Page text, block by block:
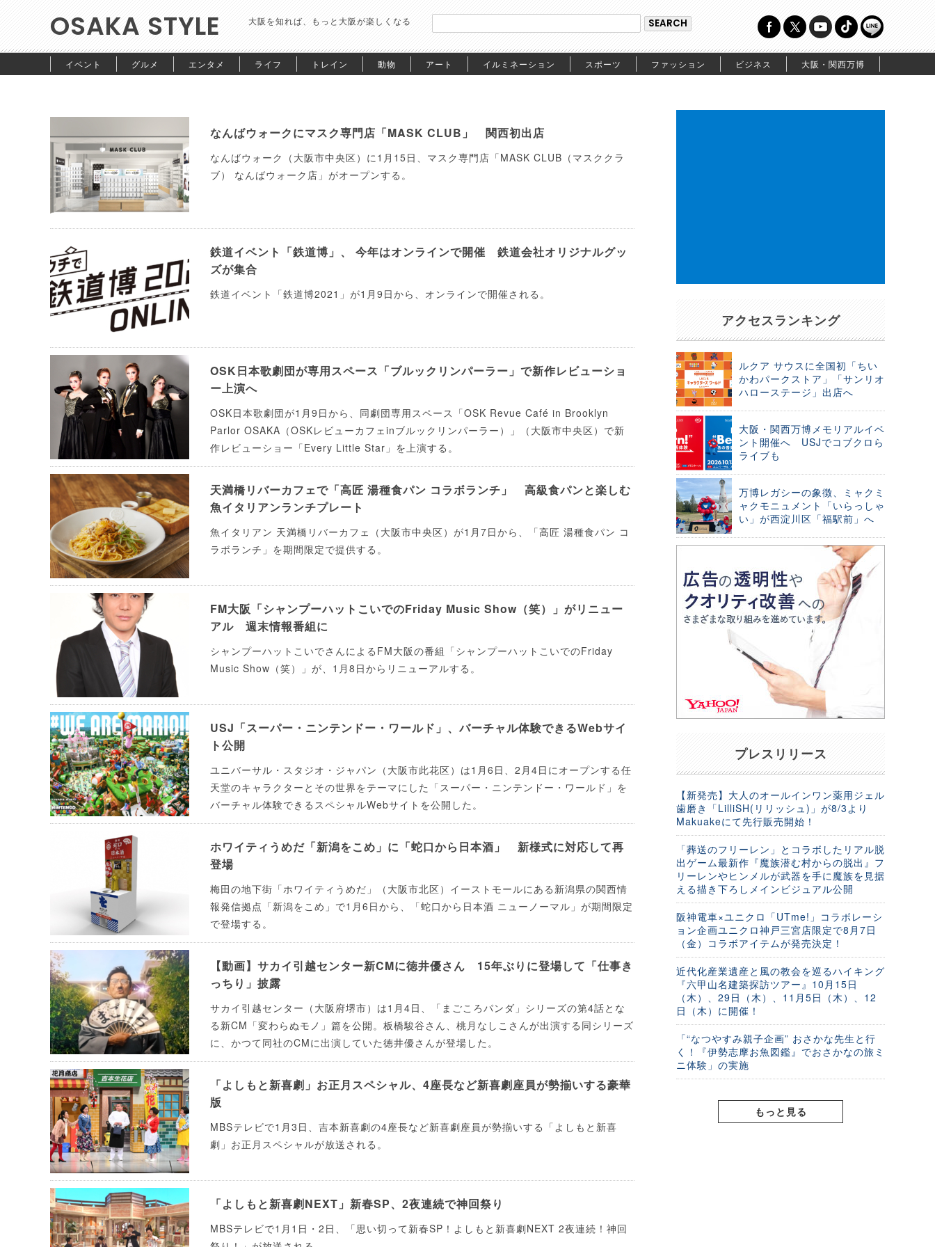
OSAKA STYLE 大阪を知れば、もっと大阪が楽しくなる
イベント グルメ エンタメ ライフ トレイン 動物 アート イルミネーション スポーツ ファッション ビジネス 大阪・関西万博
なんばウォークにマスク専門店「MASK CLUB」 関西初出店
なんばウォーク（大阪市中央区）に1月15日、マスク専門店「MASK CLUB（マスククラ
ブ） なんばウォーク店」がオープンする。
鉄道イベント「鉄道博」、 今年はオンラインで開催 鉄道会社オリジナルグッ
ズが集合
鉄道イベント「鉄道博2021」が1月9日から、オンラインで開催される。
OSK日本歌劇団が専用スペース「ブルックリンパーラー」で新作レビューショ
ー上演へ
OSK日本歌劇団が1月9日から、同劇団専用スペース「OSK Revue Café in Brooklyn
Parlor OSAKA（OSKレビューカフェinブルックリンパーラー）」（大阪市中央区）で新
作レビューショー「Every Little Star」を上演する。
天満橋リバーカフェで「高匠 湯種食パン コラボランチ」 高級食パンと楽しむ
魚イタリアンランチプレート
魚イタリアン 天満橋リバーカフェ（大阪市中央区）が1月7日から、「高匠 湯種食パン コ
ラボランチ」を期間限定で提供する。
FM大阪「シャンプーハットこいでのFriday Music Show（笑）」がリニュー
アル 週末情報番組に
シャンプーハットこいでさんによるFM大阪の番組「シャンプーハットこいでのFriday
Music Show（笑）」が、1⽉8⽇からリニューアルする。
USJ「スーパー・ニンテンドー・ワールド」、バーチャル体験できるWebサイ
ト公開
ユニバーサル・スタジオ・ジャパン（大阪市此花区）は1月6日、2月4日にオープンする任
天堂のキャラクターとその世界をテーマにした「スーパー・ニンテンドー・ワールド」を
バーチャル体験できるスペシャルWebサイトを公開した。
ホワイティうめだ「新潟をこめ」に「蛇口から日本酒」 新様式に対応して再
登場
梅田の地下街「ホワイティうめだ」（大阪市北区）イーストモールにある新潟県の関西情
報発信拠点「新潟をこめ」で1月6日から、「蛇口から日本酒 ニューノーマル」が期間限定
で登場する。
【動画】サカイ引越センター新CMに徳井優さん 15年ぶりに登場して「仕事き
っちり」披露
サカイ引越センター（大阪府堺市）は1月4日、「まごころパンダ」シリーズの第4話とな
る新CM「変わらぬモノ」篇を公開。板橋駿谷さん、桃月なしこさんが出演する同シリーズ
に、かつて同社のCMに出演していた徳井優さんが登場した。
「よしもと新喜劇」お正月スペシャル、4座長など新喜劇座員が勢揃いする豪華
版
MBSテレビで1月3日、吉本新喜劇の4座長など新喜劇座員が勢揃いする「よしもと新喜
劇」お正月スペシャルが放送される。
「よしもと新喜劇NEXT」新春SP、2夜連続で神回祭り
MBSテレビで1月1日・2日、「思い切って新春SP！よしもと新喜劇NEXT 2夜連続！神回
アクセスランキング
ルクア サウスに全国初「ちい
かわパークストア」「サンリオ
ハローステージ」出店へ
大阪・関西万博メモリアルイベ
ント開催へ USJでコブクロら
ライブも
万博レガシーの象徴、ミャクミ
ャクモニュメント「いらっしゃ
い」が西淀川区「福駅前」へ
プレスリリース
【新発売】大人のオールインワン薬用ジェル
歯磨き「LilliSH(リリッシュ)」が8/3より
Makuakeにて先行販売開始！
「葬送のフリーレン」とコラボしたリアル脱
出ゲーム最新作『魔族潜む村からの脱出』フ
リーレンやヒンメルが武器を手に魔族を見据
える描き下ろしメインビジュアル公開
阪神電車×ユニクロ「UTme!」コラボレーシ
ョン企画ユニクロ神戸三宮店限定で8月7日
（金）コラボアイテムが発売決定！
近代化産業遺産と風の教会を巡るハイキング
『六甲山名建築探訪ツアー』10月15日
（木）、29日（木）、11月5日（木）、12
日（木）に開催！
「“なつやすみ親子企画” おさかな先生と行
く！『伊勢志摩お魚図鑑』でおさかなの旅ミ
ニ体験」の実施
もっと見る